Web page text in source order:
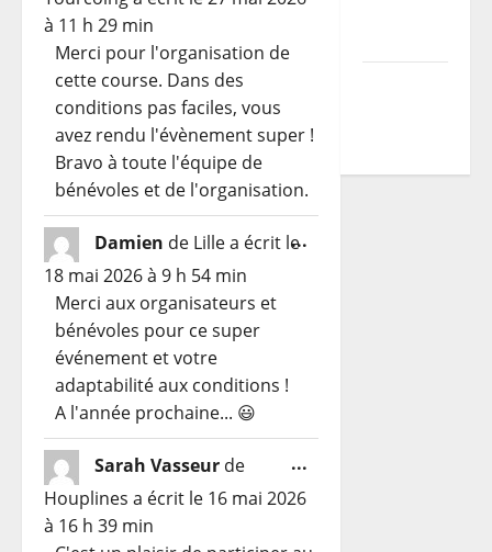
livre
d’or
à 11 h 29 min
Merci pour l'organisation de
cette course. Dans des
conditions pas faciles, vous
avez rendu l'évènement super !
Bravo à toute l'équipe de
bénévoles et de l'organisation.
Damien de Lillea écrit le
18 mai 2026à 9 h 54 min
Merci aux organisateurs et
bénévoles pour ce super
événement et votre
adaptabilité aux conditions !
A l'année prochaine... 😃
...Ouvrir/Fermer
Sarah Vasseur de
Houplines a écrit le 16 mai 2026
à 16 h 39 min
...Ouvrir/Fermer
méta.